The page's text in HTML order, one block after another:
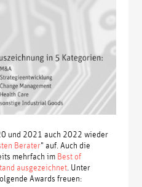
und 2021 auch 2022 wieder
Berater" auf. Auch die
mehrfach im Best of
ausgezeichnet . Unter
Awards freuen: